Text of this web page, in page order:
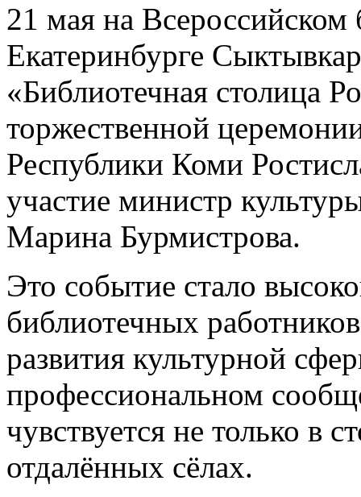
21 мая на Всероссийском
Екатеринбурге
«Библиотечная столица
торжественной
Республики Коми
участие министр
Марина Бурмистрова.
Это событие стало
библиотечных
развития культурной
профессиональном
чувствуется не только в
отдалённых сёлах.